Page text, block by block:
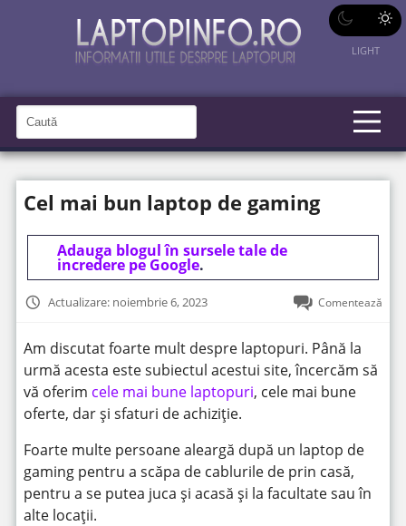
LIGHT
a
u
t
C
a
u
î
n
i
Cel mai bun laptop de gaming
Adauga blogul în sursele tale de
incredere pe Google.
Actualizare: noiembrie 6, 2023 Comentează
Am discutat foarte mult despre laptopuri. Până la
urmă acesta este subiectul acestui site, încercăm să
vă oferim cele mai bune laptopuri, cele mai bune
oferte, dar și sfaturi de achiziție.
Foarte multe persoane aleargă după un laptop de
gaming pentru a scăpa de cablurile de prin casă,
pentru a se putea juca și acasă și la facultate sau în
alte locații.